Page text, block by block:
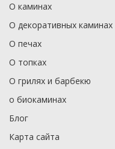
О каминах
О декоративных каминах
О печах
О топках
О грилях и барбекю
о биокаминах
Блог
Карта сайта